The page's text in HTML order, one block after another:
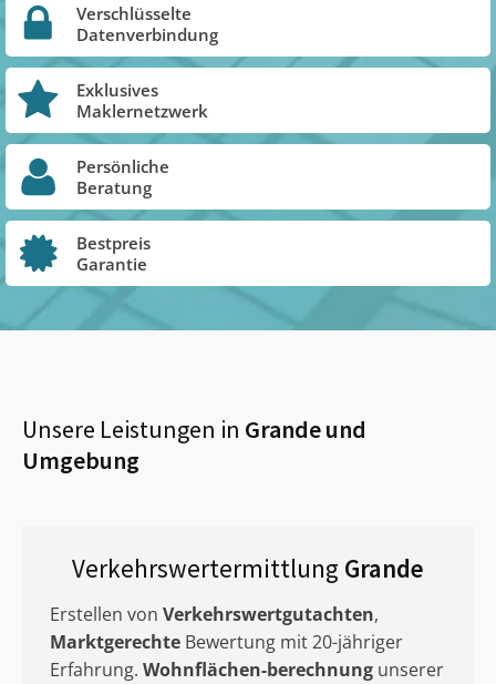
Verschlüsselte
Datenverbindung
Exklusives
Maklernetzwerk
Persönliche
Beratung
Bestpreis
Garantie
Unsere Leistungen in Grandeund
Umgebung
Verkehrswertermittlung Grande
Erstellen von Verkehrswertgutachten,
Marktgerechte Bewertung mit 20-jähriger
Erfahrung. Wohnflächen-berechnung unserer